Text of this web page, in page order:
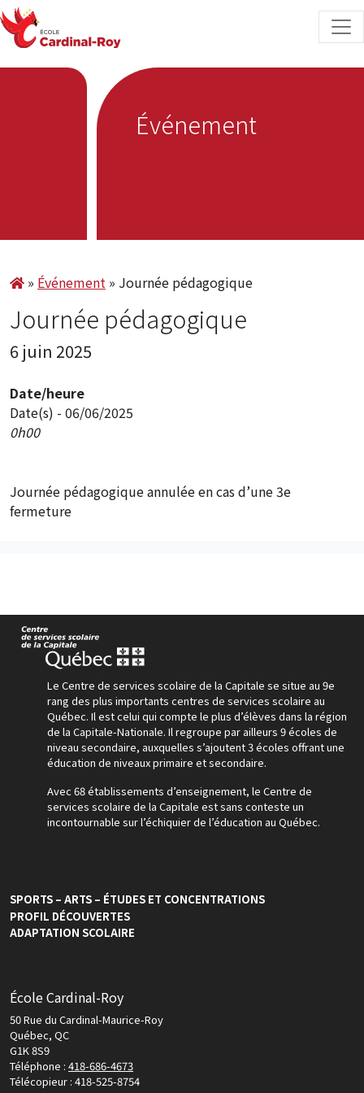
Skip to content
Événement
» Événement » Journée pédagogique
Journée pédagogique
6 juin 2025
Date/heure
Date(s) - 06/06/2025
0h00
Journée pédagogique annulée en cas d’une 3e
fermeture
Le Centre de services scolaire de la Capitale se situe au 9e
rang des plus importants centres de services scolaire au
Québec. Il est celui qui compte le plus d’élèves dans la région
de la Capitale-Nationale. Il regroupe par ailleurs 9 écoles de
niveau secondaire, auxquelles s’ajoutent 3 écoles offrant une
éducation de niveaux primaire et secondaire.
Avec 68 établissements d’enseignement, le Centre de
services scolaire de la Capitale est sans conteste un
incontournable sur l’échiquier de l’éducation au Québec.
SPORTS – ARTS – ÉTUDES ET CONCENTRATIONS
PROFIL DÉCOUVERTES
ADAPTATION SCOLAIRE
École Cardinal-Roy
50 Rue du Cardinal-Maurice-Roy
Québec, QC
G1K 8S9
Téléphone : 418-686-4673
Télécopieur : 418-525-8754